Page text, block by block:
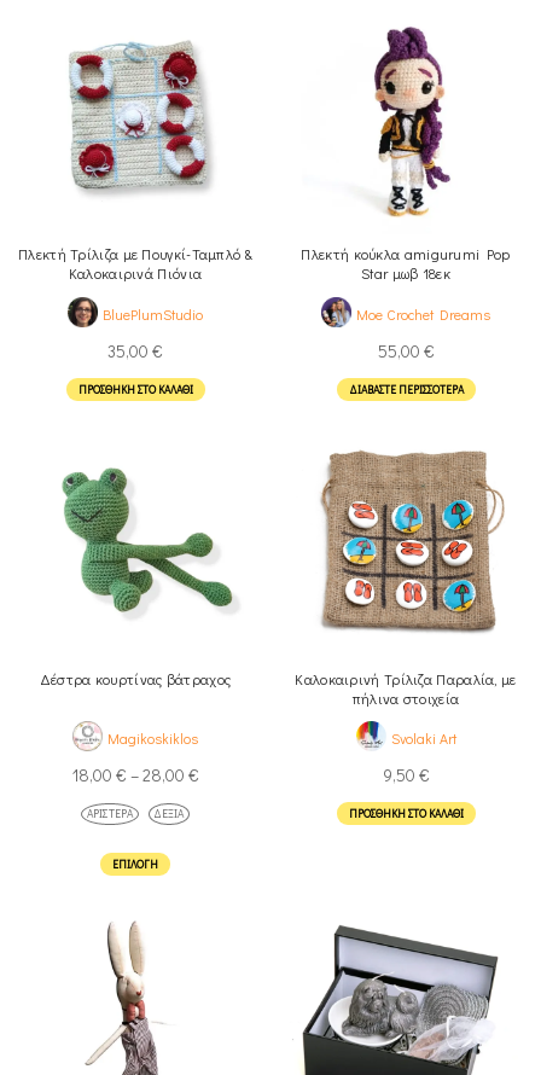
Πλεκτή Τρίλιζα με Πουγκί-Ταμπλό &
Καλοκαιρινά Πιόνια
BluePlumStudio
35,00 €
ΠΡΟΣΘΉΚΗ ΣΤΟ ΚΑΛΆΘΙ
Πλεκτή κούκλα amigurumi Pop
Star μωβ 18εκ
Moe Crochet Dreams
55,00 €
ΔΙΑΒΆΣΤΕ ΠΕΡΙΣΣΌΤΕΡΑ
Δέστρα κουρτίνας βάτραχος
Magikoskiklos
18,00 € –28,00 €
ΑΡΙΣΤΕΡΆ ΔΕΞΙΆ
ΕΠΙΛΟΓΉ
Καλοκαιρινή Τρίλιζα Παραλία, με
πήλινα στοιχεία
Svolaki Art
9,50 €
ΠΡΟΣΘΉΚΗ ΣΤΟ ΚΑΛΆΘΙ